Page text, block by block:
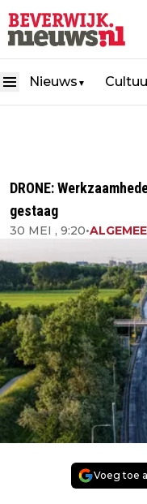
Nieuws ▼
DRONE:
gestaag
30 MEI , 9:20•
Voeg toe